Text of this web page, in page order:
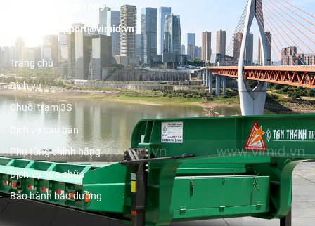
19001089
support@vimid.vn
Trang chủ
Dịch vụ
Chuỗi trạm 3S
Dịch vụ sau bán
Phụ tùng chính hãng
Dịch vụ sửa chữa
Bảo hành bảo dưỡng